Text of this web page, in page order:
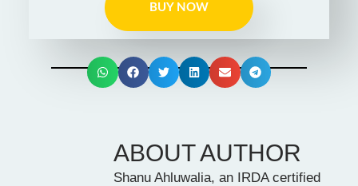
BUY NOW
ABOUT AUTHOR
Shanu Ahluwalia, an IRDA certified